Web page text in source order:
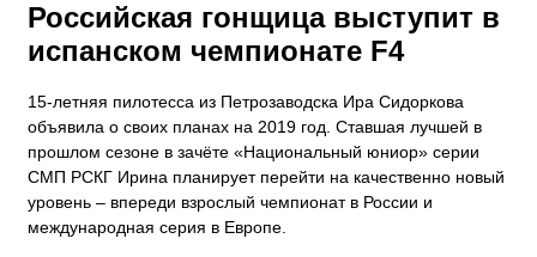
Российская гонщица выступит в
испанском чемпионате F4
15-летняя пилотесса из Петрозаводска Ира Сидоркова
объявила о своих планах на 2019 год. Ставшая лучшей в
прошлом сезоне в зачёте «Национальный юниор» серии
СМП РСКГ Ирина планирует перейти на качественно новый
уровень – впереди взрослый чемпионат в России и
международная серия в Европе.